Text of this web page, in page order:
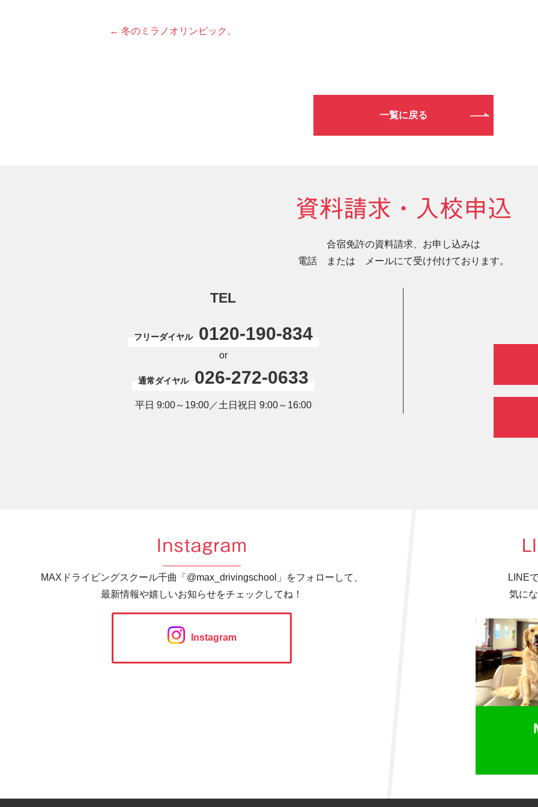
← 冬のミラノオリンピック。
一覧に戻る
資料請求・入校申込
合宿免許の資料請求、お申し込みは
電話 または メールにて受け付けております。
TEL
フリーダイヤル 0120-190-834
or
通常ダイヤル 026-272-0633
平日 9:00～19:00／土日祝日 9:00～16:00
Instagram
MAXドライビングスクール千曲「@max_drivingschool」をフォローして、
最新情報や嬉しいお知らせをチェックしてね！
Instagram
LINE
気に